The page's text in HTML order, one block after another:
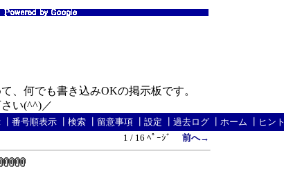
、何でも書き込みOKの掲示板です。
い(^^)／
番号順表示 検索 留意事項 設定 過去ログ ホーム
ヒント
1 / 16 ﾍﾟｰｼﾞ
前へ→